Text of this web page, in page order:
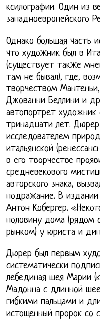
ксилографии. Один из
западноевропейского
Однако большая часть
что художник был в
(существует также
там не бывал), где,
творчеством
Джованни Беллини и
автопортрет художник
тринадцати лет.
исследователем
итальянской
в его творчестве
средневекового
авторского знака,
подражание. В
Антон Кобергер.
половину дома (рядом
рынком) у юриста и
Дюрер был первым
систематически
лебединая шея Марии
Мадонна с длинной
гибкими пальцами и
истощенный пророк со